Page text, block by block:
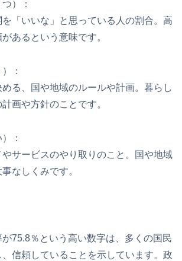
）：
「いいな」と思っている人の割合。高
あるという意味です。
：
る、国や地域のルールや計画。暮らし
画や方針のことです。
：
サービスのやり取りのこと。国や地域
なしくみです。
75.8％という高い数字は、多くの国民
信頼していることを示しています。政